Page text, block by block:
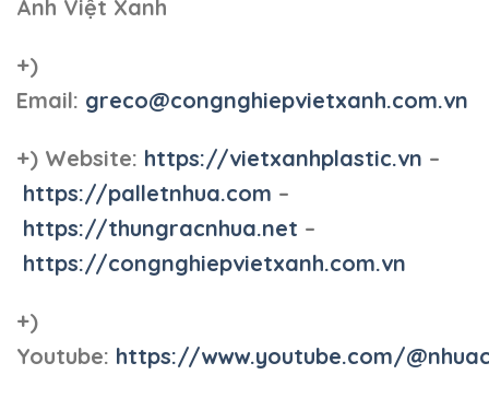
Anh Việt Xanh
+)
Email: greco@congnghiepvietxanh.com.vn
+) Website: https://vietxanhplastic.vn –
https://palletnhua.com –
https://thungracnhua.net –
https://congnghiepvietxanh.com.vn
+)
Youtube: https://www.youtube.com/